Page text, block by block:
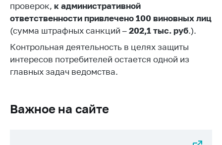
проверок, к административной
ответственности привлечено 100 виновных лиц
(сумма штрафных санкций– 202,1 тыс. руб.).
Контрольная деятельность в целях защиты
интересов потребителей остается одной из
главных задач ведомства.
Важное на сайте